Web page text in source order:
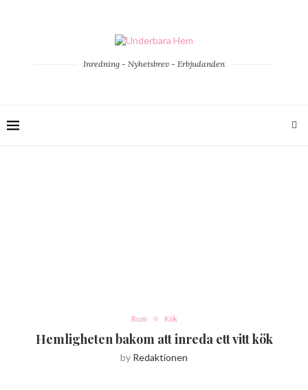
Inredning - Nyhetsbrev - Erbjudanden
Rum Kök
Hemligheten bakom att inreda ett vitt kök
by Redaktionen